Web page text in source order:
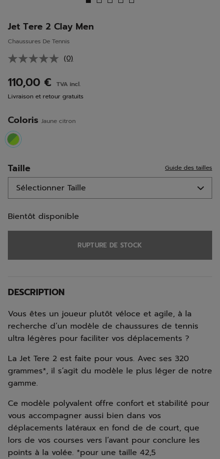
Jet Tere 2 Clay Men
Chaussures De Tennis
Aucune
notation.
Lien
sur
même
page.
(0)
110,00 €
TVA incl.
Livraison et retour gratuits
Coloris Jaune citron
selected
Taille Guide des tailles
Bientôt disponible
RUPTURE DE STOCK
DESCRIPTION
Vous êtes un joueur plutôt véloce et agile, à la
recherche d’un modèle de chaussures de tennis
ultra légères pour faciliter vos déplacements ?
La Jet Tere 2 est faite pour vous. Avec ses 320
grammes*, il s’agit du modèle le plus léger de notre
gamme.
Ce modèle polyvalent offre confort et stabilité pour
vous accompagner aussi bien dans vos
déplacements latéraux en fond de de court, que
lors de vos courses vers l’avant pour conclure les
points à la volée. *pour une taille 42,5